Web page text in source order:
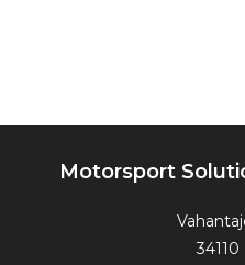
Motorsport
34110